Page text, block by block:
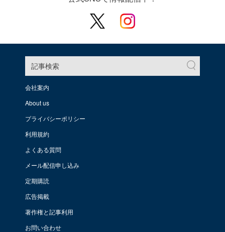
記事検索
会社案内
About us
プライバシーポリシー
利用規約
よくある質問
メール配信申し込み
定期購読
広告掲載
著作権と記事利用
お問い合わせ